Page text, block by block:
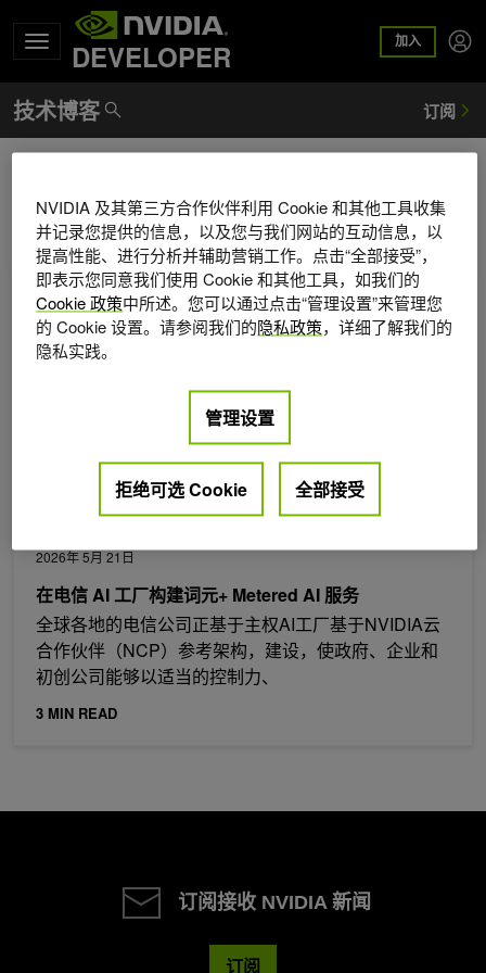
DEVELOPER 加入
主权 AI
2026年 5月 21日
在电信 AI 工厂构建词元+ Metered AI 服务
全球各地的电信公司正基于主权AI工厂基于NVIDIA云
合作伙伴（NCP）参考架构，建设，使政府、企业和
初创公司能够以适当的控制力、
3 MIN READ
在电信 AI 工厂构建词元+ Metered AI 服务
订阅接收 NVIDIA 新闻
订阅
NVIDIA 及其第三方合作伙伴利用 Cookie 和其他工具收集
并记录您提供的信息，以及您与我们网站的互动信息，以
提高性能、进行分析并辅助营销工作。点击“全部接受”，
即表示您同意我们使用 Cookie 和其他工具，如我们的
Cookie 政策中所述。您可以通过点击“管理设置”来管理您
的 Cookie 设置。请参阅我们的隐私政策，详细了解我们的
隐私实践。
管理设置
拒绝可选 Cookie 全部接受